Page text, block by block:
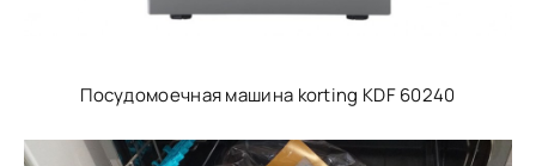
Посудомоечная машина korting KDF 60240